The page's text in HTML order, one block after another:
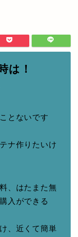
は！
とないです
ナ作りたいけ
、はたまた無
入ができる
、近くて簡単